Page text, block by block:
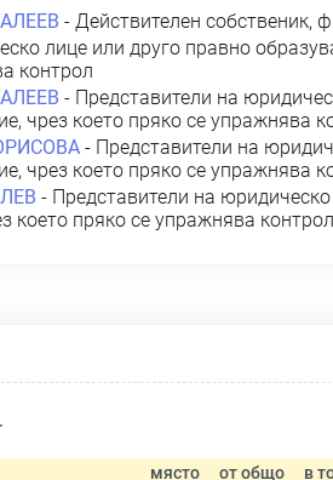
- Действителен собственик,
лице или друго правно
контрол
- Представители на
чрез което пряко се упражнява
- Представители на
чрез което пряко се упражнява
- Представители на
което пряко се упражнява контрол
място от общо в